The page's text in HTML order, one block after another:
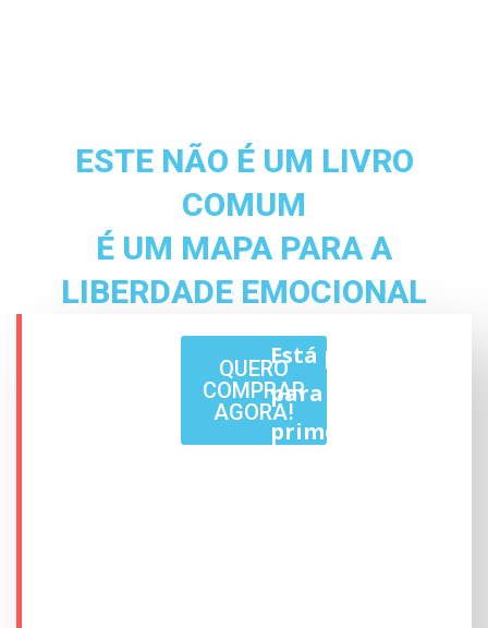
ESTE NÃO É UM LIVRO
COMUM
É UM MAPA PARA A
LIBERDADE EMOCIONAL
QUERO
COMPRAR
AGORA!
Está pronto
para dar o
primeiro